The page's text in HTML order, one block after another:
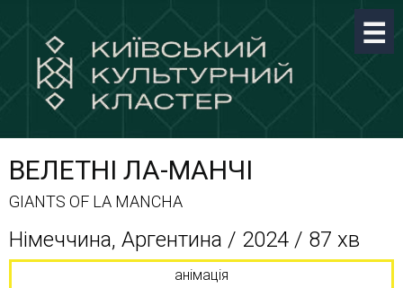
ВЕЛЕТНІ ЛА-МАНЧІ
GIANTS OF LA MANCHA
Німеччина, Аргентина / 2024 / 87 хв
анімація